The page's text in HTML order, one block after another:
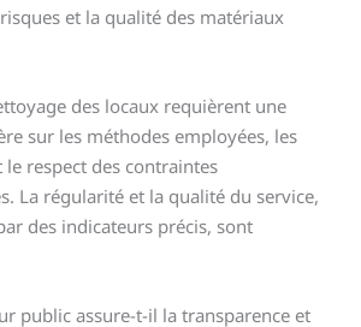
et la qualité des matériaux
des locaux requièrent une
sur les méthodes employées, les
respect des contraintes
La régularité et la qualité du service,
des indicateurs précis, sont
public assure-t-il la transparence et